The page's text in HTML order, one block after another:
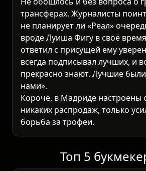
трансферах. Журналисты
не планирует ли «Реал»
вроде Луиша Фигу в своё
ответил с присущей ему
всегда подписывал лучших, и
прекрасно знают. Лучшие
нами».
Короче, в Мадриде настроены
никаких распродаж, только
борьба за трофеи.
Топ 5